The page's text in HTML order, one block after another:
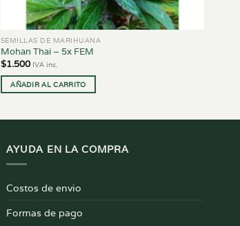
SEMILLAS DE MARIHUANA
Mohan Thai – 5x FEM
$1.500 IVA inc.
AÑADIR AL CARRITO
AYUDA EN LA COMPRA
Costos de envio
Formas de pago